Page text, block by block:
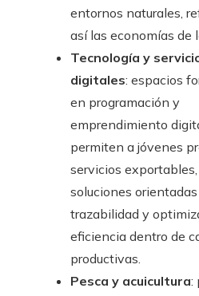
entornos naturales,
así las economías de
Tecnología y
digitales: espacios
en programación y
emprendimiento
permiten a jóvenes
servicios
soluciones
trazabilidad y
eficiencia dentro de
productivas.
Pesca y acuicultura: